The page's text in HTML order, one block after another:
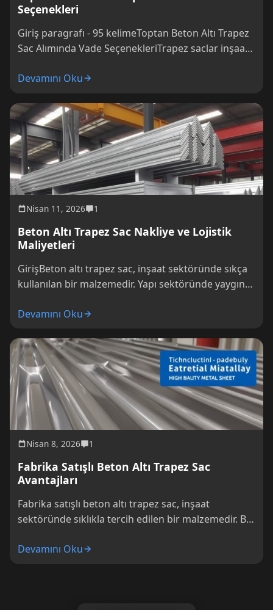
Seçenekleri
Giriş paragrafı - 95 kelimeToptan Beton Altı Trapez
Sac Alımında Vade SeçenekleriTrapez saclar inşaat
Devamını Oku
Nisan 11, 2026 1
Beton Altı Trapez Sac Nakliye ve Lojistik
Maliyetleri
GirişBeton altı trapez sac, inşaat sektöründe sıkça
kullanılan bir malzemedir. Yapı sektöründe yaygın
Devamını Oku
Nisan 8, 2026 1
Fabrika Satışlı Beton Altı Trapez Sac
Avantajları
Fabrika satışlı beton altı trapez sac, inşaat
sektöründe sıklıkla tercih edilen bir malzemedir. Bu
Devamını Oku